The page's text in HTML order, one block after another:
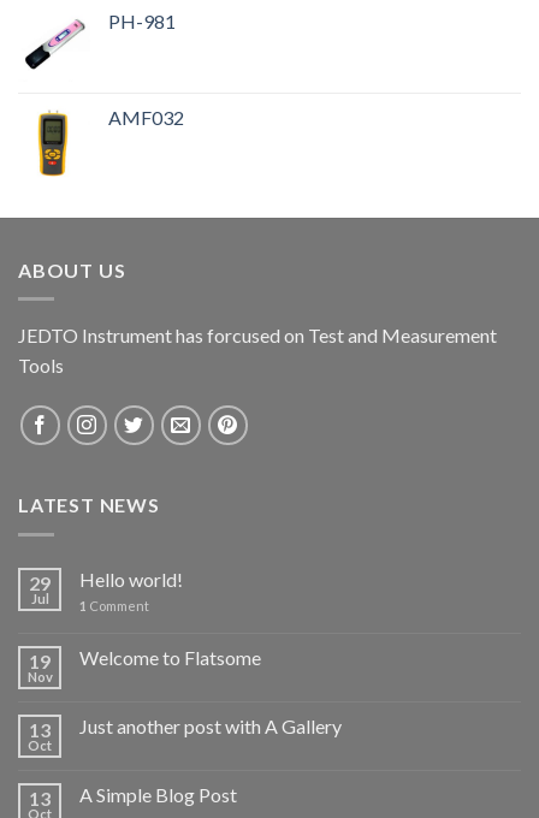
PH-981
AMF032
ABOUT US
JEDTO Instrument has forcused on Test and Measurement
Tools
LATEST NEWS
29
Jul
Hello world!
1 Comment
19
Nov
Welcome to Flatsome
13
Oct
Just another post with A Gallery
13
Oct
A Simple Blog Post